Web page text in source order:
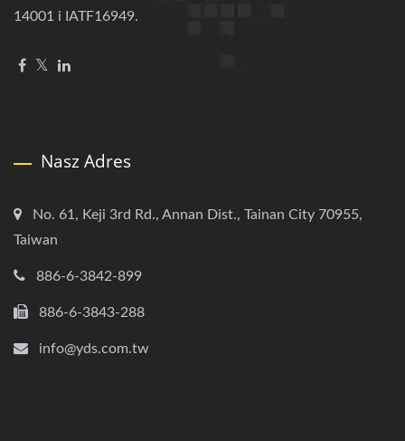
14001 i IATF16949.
Nasz Adres
No. 61, Keji 3rd Rd., Annan Dist., Tainan City 70955,
Taiwan
886-6-3842-899
886-6-3843-288
info@yds.com.tw